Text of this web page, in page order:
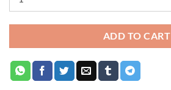
ADD TO CART